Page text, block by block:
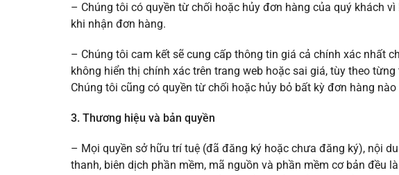
– Chúng tôi có quyền từ chối hoặc hủy đơn hàng của quý khách
khi nhận đơn hàng.
– Chúng tôi cam kết sẽ cung cấp thông tin giá cả chính xác nhất
không hiển thị chính xác trên trang web hoặc sai giá, tùy theo
Chúng tôi cũng có quyền từ chối hoặc hủy bỏ bất kỳ đơn hàng
3. Thương hiệu và bản quyền
– Mọi quyền sở hữu trí tuệ (đã đăng ký hoặc chưa đăng ký), nội
thanh, biên dịch phần mềm, mã nguồn và phần mềm cơ bản đều